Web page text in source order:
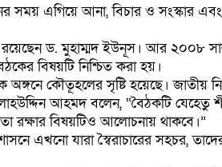
সময় এগিয়ে আনা, বিচার ও
রয়েছেন ড. মুহাম্মদ ইউনূস। আর ২০০৮
বিষয়টি নিশ্চিত করা হয়।
কৌতূহলের সৃষ্টি হয়েছে। জাতীয়
আহমদ বলেন, “বৈঠকটি
রক্ষার বিষয়টিও আলোচনায় থাকবে।”
এখনো যারা স্বৈরাচারের সহচর,